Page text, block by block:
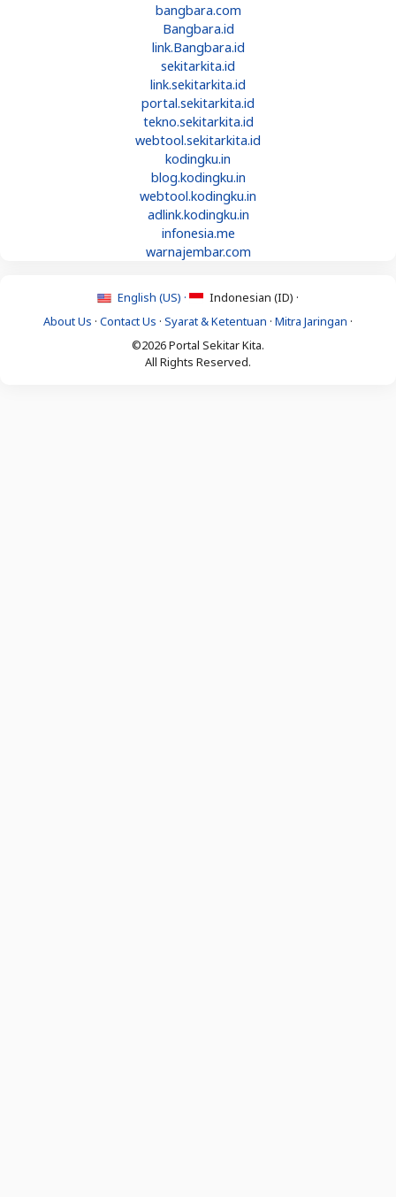
bangbara.com
Bangbara.id
link.Bangbara.id
sekitarkita.id
link.sekitarkita.id
portal.sekitarkita.id
tekno.sekitarkita.id
webtool.sekitarkita.id
kodingku.in
blog.kodingku.in
webtool.kodingku.in
adlink.kodingku.in
infonesia.me
warnajembar.com
English (US) ·
Indonesian (ID) ·
About Us · Contact Us · Syarat & Ketentuan · Mitra Jaringan ·
©2026 Portal Sekitar Kita.
All Rights Reserved.